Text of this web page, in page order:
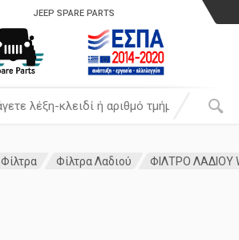
JEEP SPARE PARTS
Φίλτρα Φίλτρα Λαδιού ΦΙΛΤΡΟ ΛΑΔΙΟΥ